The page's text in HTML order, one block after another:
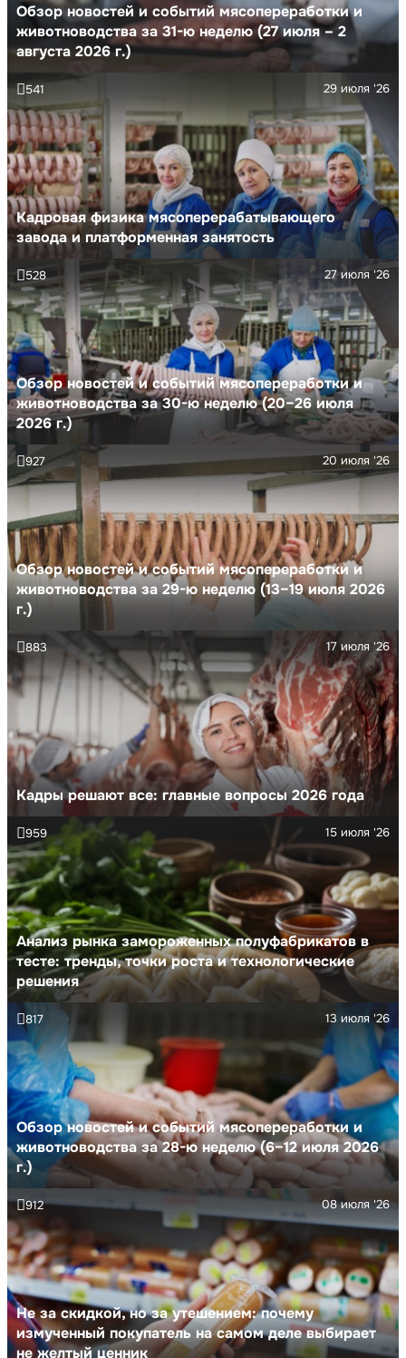
Обзор новостей и событий мясопереработки и
животноводства за 31-ю неделю (27 июля – 2
августа 2026 г.)
Кадровая физика мясоперерабатывающего
завода и платформенная занятость
29 июля '26
541
Обзор новостей и событий мясопереработки и
животноводства за 30-ю неделю (20–26 июля
2026 г.)
27 июля '26
528
Обзор новостей и событий мясопереработки и
животноводства за 29-ю неделю (13–19 июля 2026
г.)
20 июля '26
927
Кадры решают все: главные вопросы 2026 года
17 июля '26
883
Анализ рынка замороженных полуфабрикатов в
тесте: тренды, точки роста и технологические
решения
15 июля '26
959
Обзор новостей и событий мясопереработки и
животноводства за 28-ю неделю (6–12 июля 2026
г.)
13 июля '26
817
Не за скидкой, но за утешением: почему
измученный покупатель на самом деле выбирает
не желтый ценник
08 июля '26
912